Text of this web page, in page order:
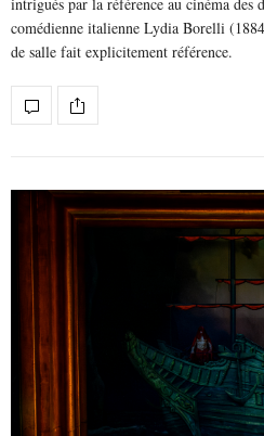
intrigués par la référence au cinéma des
comédienne italienne Lydia Borelli
de salle fait explicitement référence.